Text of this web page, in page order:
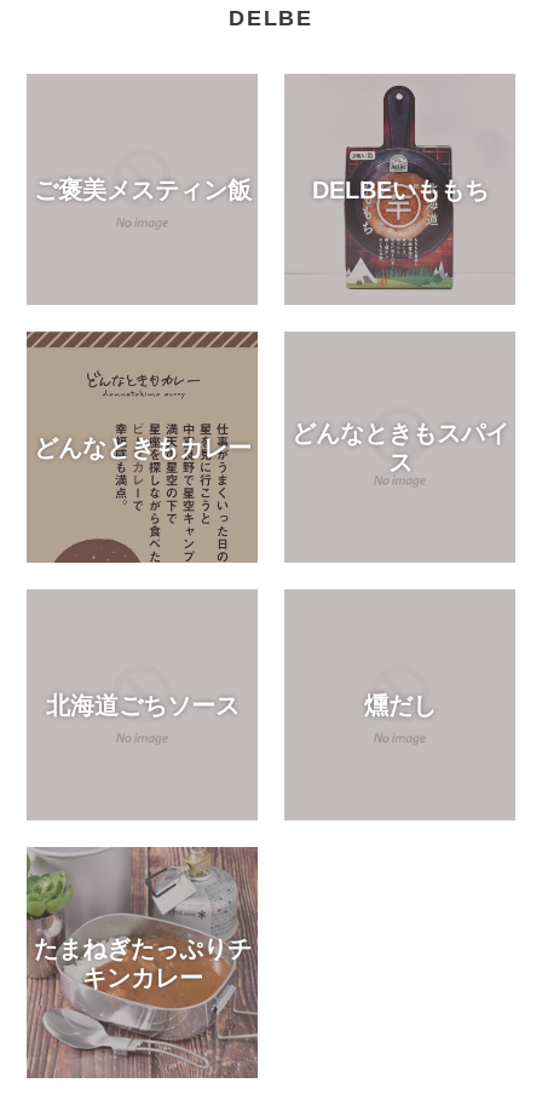
DELBE
ご褒美メスティン飯 DELBEいももち
どんなときもカレー
どんなときもスパイ
ス
北海道ごちソース 燻だし
たまねぎたっぷりチ
キンカレー